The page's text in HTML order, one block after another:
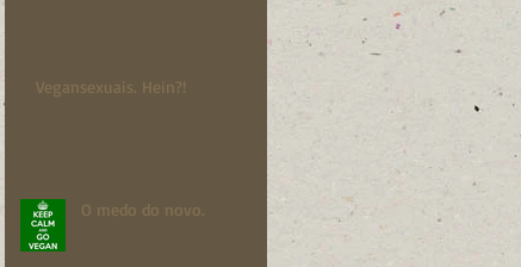
Vegansexuais. Hein?!
O medo do novo.